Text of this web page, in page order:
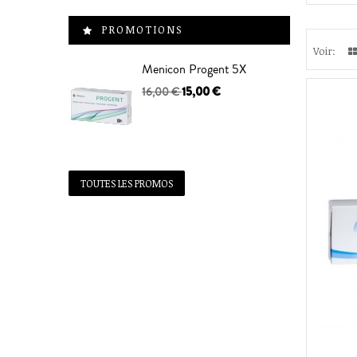
PROMOTIONS
Menicon Progent 5X
16,00 €15,00 €
TOUTES LES PROMOS
Voir: